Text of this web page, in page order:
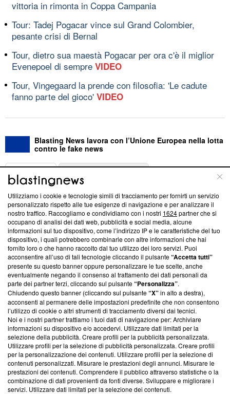
vittoria in rimonta in Coppa Campania
Tour: Tadej Pogacar vince sul Grand Colombier,
pesante crisi di Bernal
Tour, dietro sua maestà Pogacar per ora c'è il miglior
Evenepoel di sempre VIDEO
Tour, Vingegaard la prende con filosofia: 'Le cadute
fanno parte del gioco' VIDEO
Blasting News lavora con l’Unione Europea nella lotta
contro le fake news
ABOUT
Questa sezione offre informazioni trasparenti su Blasting
News, sui nostri processi editoriali e su come ci impegniamo a
creare news di qualità. Inoltre, afferma la nostra aderenza a
‘Trust Project - News with Integrity’Blasting News non è
ancora membro del programma, ma ha richiesto di farne
parte; Trust Project non ha ancora effettuato una verifica di
conformità agli standard.
Su di noi
Team editoriale
Corporate
Redazione
Informativa Privacy
Cookie Policy
Utilizziamo i cookie e tecnologie simili di tracciamento per fornirti un servizio
personalizzato rispetto alle tue esigenze di navigazione e per analizzare il
nostro traffico. Raccogliamo e condividiamo con i nostri 1624partner che si
occupano di analisi dei dati web, pubblicità e social media, alcune
informazioni sul tuo dispositivo, come l’indirizzo IP e le caratteristiche del tuo
dispositivo, i quali potrebbero combinarle con altre informazioni che hai
fornito loro o che hanno raccolto dal tuo utilizzo dei loro servizi. Puoi
acconsentire all’uso di tali tecnologie cliccando il pulsante“Accetta tutti”
presente su questo banner oppure personalizzare le tue scelte, anche
eventualmente negando il consenso al trattamento dei dati personali da
parte dei partner terzi, cliccando sul pulsante“Personalizza”.
Chiudendo questo banner (cliccando sul pulsante“X”in alto a destra),
acconsenti al permanere delle impostazioni predefinite che non consentono
l’utilizzo di cookie o altri strumenti di tracciamento diversi dai tecnici.
Noi e i nostri partner trattiamo i tuoi dati di navigazione per: Archiviare
informazioni su dispositivo e/o accedervi. Utilizzare dati limitati per la
selezione della pubblicità. Creare profili per la pubblicità personalizzata.
Utilizzare profili per la selezione di pubblicità personalizzata. Creare profili
per la personalizzazione dei contenuti. Utilizzare profili per la selezione di
contenuti personalizzati. Misurare le prestazioni degli annunci. Misurare le
prestazioni dei contenuti. Comprendere il pubblico attraverso statistiche o la
combinazione di dati provenienti da fonti diverse. Sviluppare e migliorare i
servizi. Utilizzare dati limitati per la selezione dei contenuti.